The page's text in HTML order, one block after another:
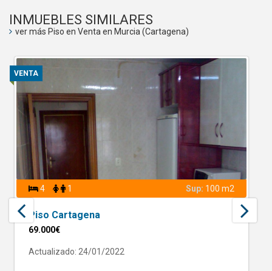
INMUEBLES SIMILARES
ver más Piso en Venta en Murcia (Cartagena)
VENTA
4 1 Sup: 100 m2
Piso Cartagena
69.000€
Actualizado: 24/01/2022